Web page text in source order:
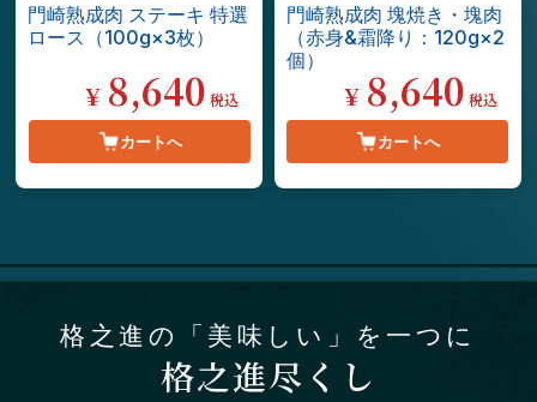
門崎熟成肉 ステーキ 特選
ロース（100g×3枚）
¥ 8,640 税込
カートへ
門崎熟成肉 塊焼き・塊肉
（赤身&霜降り：120g×2
個）
¥ 8,640 税込
カートへ
格之進の「美味しい」を一つに
格之進尽くし